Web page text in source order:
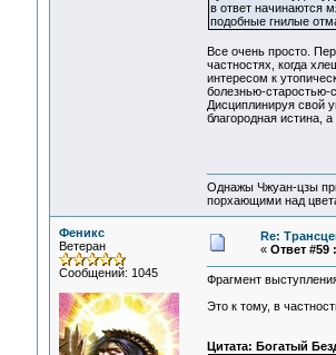
в ответ начинаются
подобные гнилые
Все очень просто.
частностях, когда
интересом к
болезнью-
Дисциплинируя свой
благородная истина,
Однажы Чжуан-цзы
порхающими над
Феникс
Ветеран
Сообщений: 1045
Re:
« Ответ #59 :
Фрагмент
Это к тому, в
Цитата: Богатый